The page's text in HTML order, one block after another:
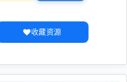
收藏资源